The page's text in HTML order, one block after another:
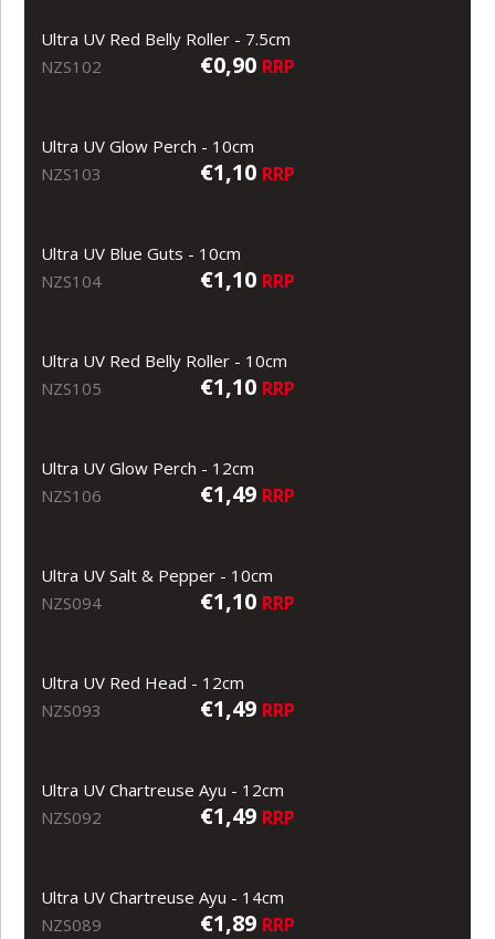
Ultra UV Red Belly Roller - 7.5cm
NZS102
€0,90 RRP
Ultra UV Glow Perch - 10cm
NZS103
€1,10 RRP
Ultra UV Blue Guts - 10cm
NZS104
€1,10 RRP
Ultra UV Red Belly Roller - 10cm
NZS105
€1,10 RRP
Ultra UV Glow Perch - 12cm
NZS106
€1,49 RRP
Ultra UV Salt & Pepper - 10cm
NZS094
€1,10 RRP
Ultra UV Red Head - 12cm
NZS093
€1,49 RRP
Ultra UV Chartreuse Ayu - 12cm
NZS092
€1,49 RRP
Ultra UV Chartreuse Ayu - 14cm
NZS089
€1,89 RRP